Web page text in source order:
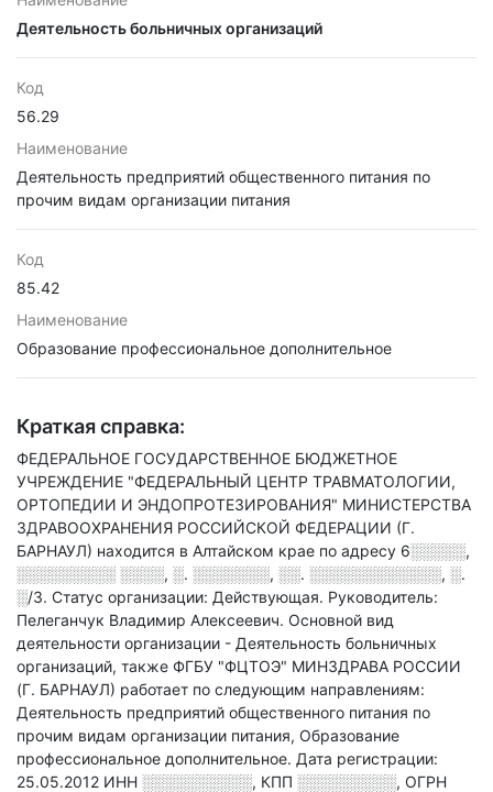
Деятельность больничных организаций
Код
56.29
Наименование
Деятельность предприятий общественного питания по
прочим видам организации питания
Код
85.42
Наименование
Образование профессиональное дополнительное
Краткая справка:
ФЕДЕРАЛЬНОЕ ГОСУДАРСТВЕННОЕ БЮДЖЕТНОЕ
УЧРЕЖДЕНИЕ "ФЕДЕРАЛЬНЫЙ ЦЕНТР ТРАВМАТОЛОГИИ,
ОРТОПЕДИИ И ЭНДОПРОТЕЗИРОВАНИЯ" МИНИСТЕРСТВА
ЗДРАВООХРАНЕНИЯ РОССИЙСКОЙ ФЕДЕРАЦИИ (Г.
БАРНАУЛ) находится в Алтайском крае по адресу 6░░░░░,
░░░░░░░░░ ░░░░, ░. ░░░░░░░, ░░. ░░░░░░░░░░░░, ░.
░/3. Статус организации: Действующая. Руководитель:
Пелеганчук Владимир Алексеевич. Основной вид
деятельности организации - Деятельность больничных
организаций, также ФГБУ "ФЦТОЭ" МИНЗДРАВА РОССИИ
(Г. БАРНАУЛ) работает по следующим направлениям:
Деятельность предприятий общественного питания по
прочим видам организации питания, Образование
профессиональное дополнительное. Дата регистрации:
25.05.2012 ИНН ░░░░░░░░░░, КПП ░░░░░░░░░, ОГРН